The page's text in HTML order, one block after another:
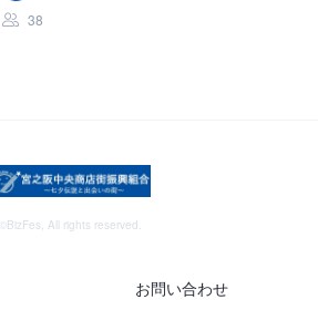
38
©BizFes, All rights reserved.
お問い合わせ